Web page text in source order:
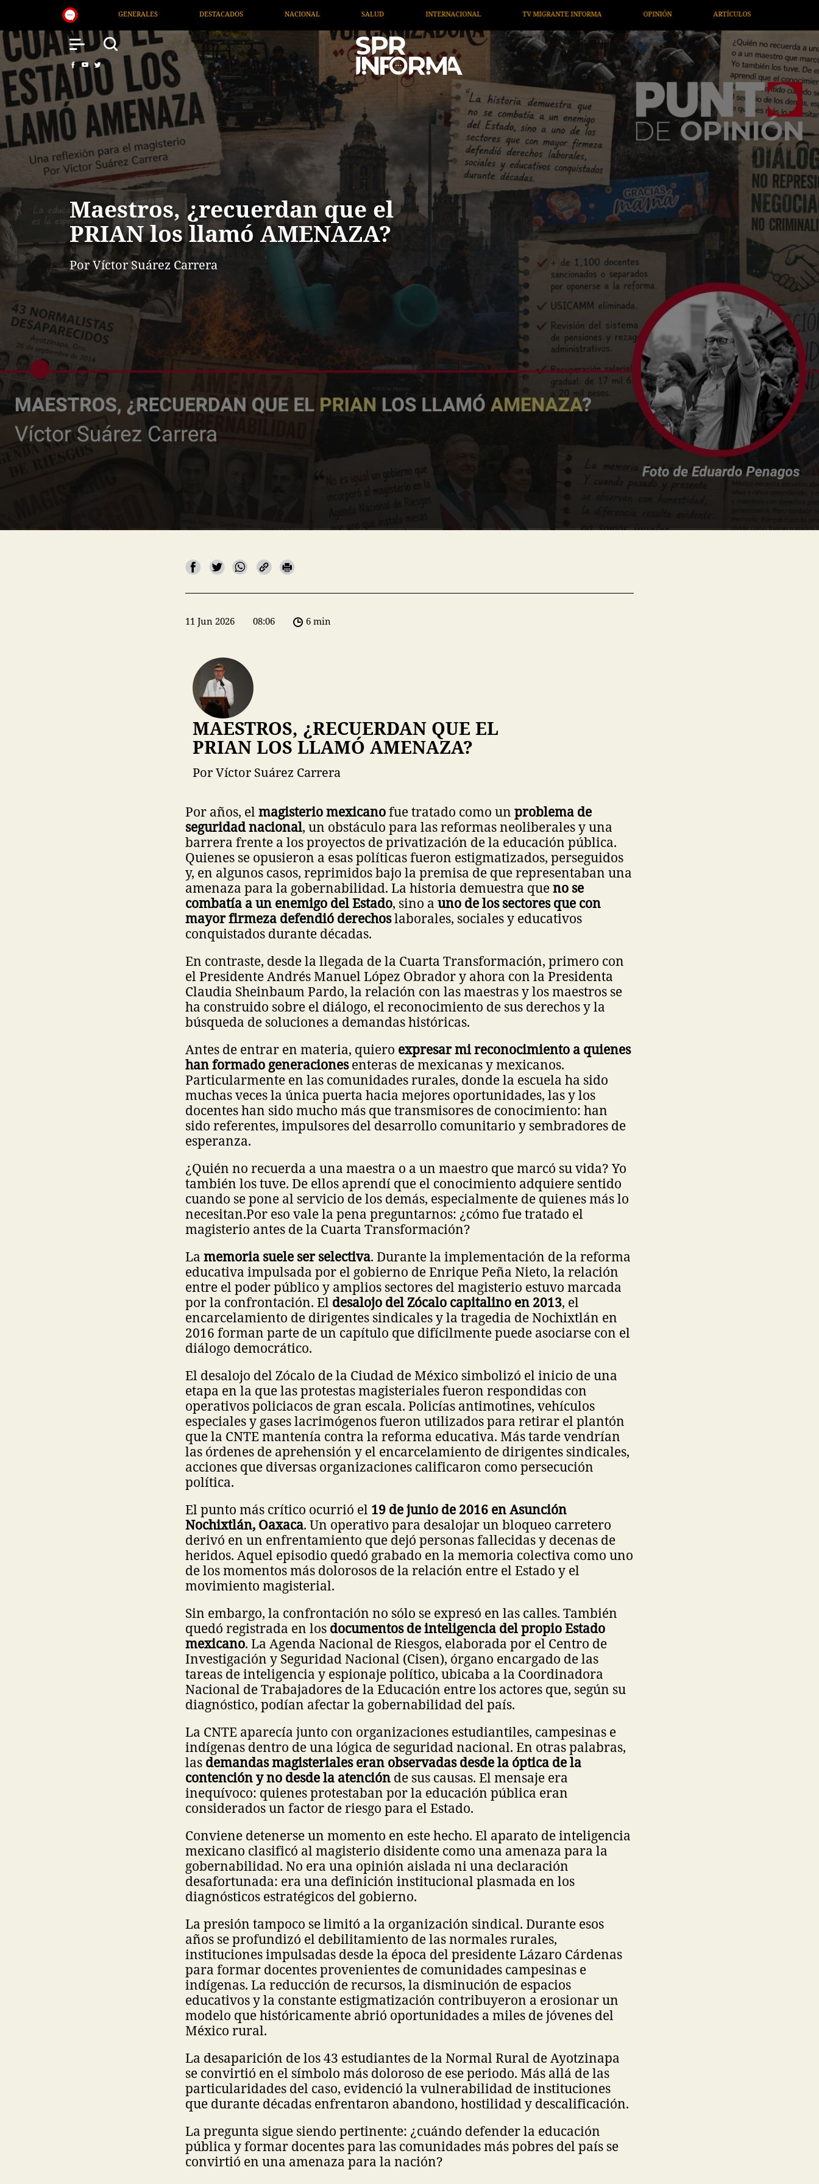
NACIONAL SALUD INTERNACIONAL TV MIGRANTE INFORMA OPINIÓN ARTÍCULOS ARTE / ENTRETENIMIENTO ECONOMÍA / NEGOCIOS
Maestros, ¿recuerdan que el
PRIAN los llamó AMENAZA?
Por Víctor Suárez Carrera
11 Jun 2026 08:06 6 min
MAESTROS, ¿RECUERDAN QUE EL
PRIAN LOS LLAMÓ AMENAZA?
Por Víctor Suárez Carrera
Por años, elmagisterio mexicanofue tratado como un problema de
seguridad nacional, un obstáculo para las reformas neoliberales y una
barrera frente a los proyectos de privatización de la educación pública.
Quienes se opusieron a esas políticas fueron estigmatizados, perseguidos
y, en algunos casos, reprimidos bajo la premisa de que representaban una
amenaza para la gobernabilidad. La historia demuestra queno se
combatía a un enemigo del Estado, sino a uno de los sectores que con
mayor firmeza defendió derechoslaborales, sociales y educativos
conquistados durante décadas.
En contraste, desde la llegada de la Cuarta Transformación, primero con
el Presidente Andrés Manuel López Obrador y ahora con la Presidenta
Claudia Sheinbaum Pardo, la relación con las maestras y los maestros se
ha construido sobre el diálogo, el reconocimiento de sus derechos y la
búsqueda de soluciones a demandas históricas.
Antes de entrar en materia, quiero expresar mi reconocimiento a quienes
han formado generacionesenteras de mexicanas y mexicanos.
Particularmente en las comunidades rurales, donde la escuela ha sido
muchas veces la única puerta hacia mejores oportunidades, las y los
docentes han sido mucho más que transmisores de conocimiento: han
sido referentes, impulsores del desarrollo comunitario y sembradores de
esperanza.
¿Quién no recuerda a una maestra o a un maestro que marcó su vida? Yo
también los tuve. De ellos aprendí que el conocimiento adquiere sentido
cuando se pone al servicio de los demás, especialmente de quienes más lo
necesitan.Por eso vale la pena preguntarnos: ¿cómo fue tratado el
magisterio antes de la Cuarta Transformación?
La memoria suele ser selectiva. Durante la implementación de la reforma
educativa impulsada por el gobierno de Enrique Peña Nieto, la relación
entre el poder público y amplios sectores del magisterio estuvo marcada
por la confrontación. El desalojo del Zócalo capitalino en 2013, el
encarcelamiento de dirigentes sindicales y la tragedia de Nochixtlán en
2016 forman parte de un capítulo que difícilmente puede asociarse con el
diálogo democrático.
El desalojo del Zócalo de la Ciudad de México simbolizó el inicio de una
etapa en la que las protestas magisteriales fueron respondidas con
operativos policiacos de gran escala. Policías antimotines, vehículos
especiales y gases lacrimógenos fueron utilizados para retirar el plantón
que la CNTE mantenía contra la reforma educativa. Más tarde vendrían
las órdenes de aprehensión y el encarcelamiento de dirigentes sindicales,
acciones que diversas organizaciones calificaron como persecución
política.
El punto más crítico ocurrió el 19 de junio de 2016 en Asunción
Nochixtlán, Oaxaca. Un operativo para desalojar un bloqueo carretero
derivó en un enfrentamiento que dejó personas fallecidas y decenas de
heridos. Aquel episodio quedó grabado en la memoria colectiva como uno
de los momentos más dolorosos de la relación entre el Estado y el
movimiento magisterial.
Sin embargo, la confrontación no sólo se expresó en las calles. También
quedó registrada en los documentos de inteligencia del propio Estado
mexicano. La Agenda Nacional de Riesgos, elaborada por el Centro de
Investigación y Seguridad Nacional (Cisen), órgano encargado de las
tareas de inteligencia y espionaje político, ubicaba a la Coordinadora
Nacional de Trabajadores de la Educación entre los actores que, según su
diagnóstico, podían afectar la gobernabilidad del país.
La CNTE aparecía junto con organizaciones estudiantiles, campesinas e
indígenas dentro de una lógica de seguridad nacional. En otras palabras,
las demandas magisteriales eran observadas desde la óptica de la
contención y no desde la atención de sus causas. El mensaje era
inequívoco: quienes protestaban por la educación pública eran
considerados un factor de riesgo para el Estado.
Conviene detenerse un momento en este hecho. El aparato de inteligencia
mexicano clasificó al magisterio disidente como una amenaza para la
gobernabilidad. No era una opinión aislada ni una declaración
desafortunada: era una definición institucional plasmada en los
diagnósticos estratégicos del gobierno.
La presión tampoco se limitó a la organización sindical. Durante esos
años se profundizó el debilitamiento de las normales rurales,
instituciones impulsadas desde la época del presidente Lázaro Cárdenas
para formar docentes provenientes de comunidades campesinas e
indígenas. La reducción de recursos, la disminución de espacios
educativos y la constante estigmatización contribuyeron a erosionar un
modelo que históricamente abrió oportunidades a miles de jóvenes del
México rural.
La desaparición de los 43 estudiantes de la Normal Rural de Ayotzinapa
se convirtió en el símbolo más doloroso de ese periodo. Más allá de las
particularidades del caso, evidenció la vulnerabilidad de instituciones
que durante décadas enfrentaron abandono, hostilidad y descalificación.
La pregunta sigue siendo pertinente: ¿cuándo defender la educación
pública y formar docentes para las comunidades más pobres del país se
convirtió en una amenaza para la nación?